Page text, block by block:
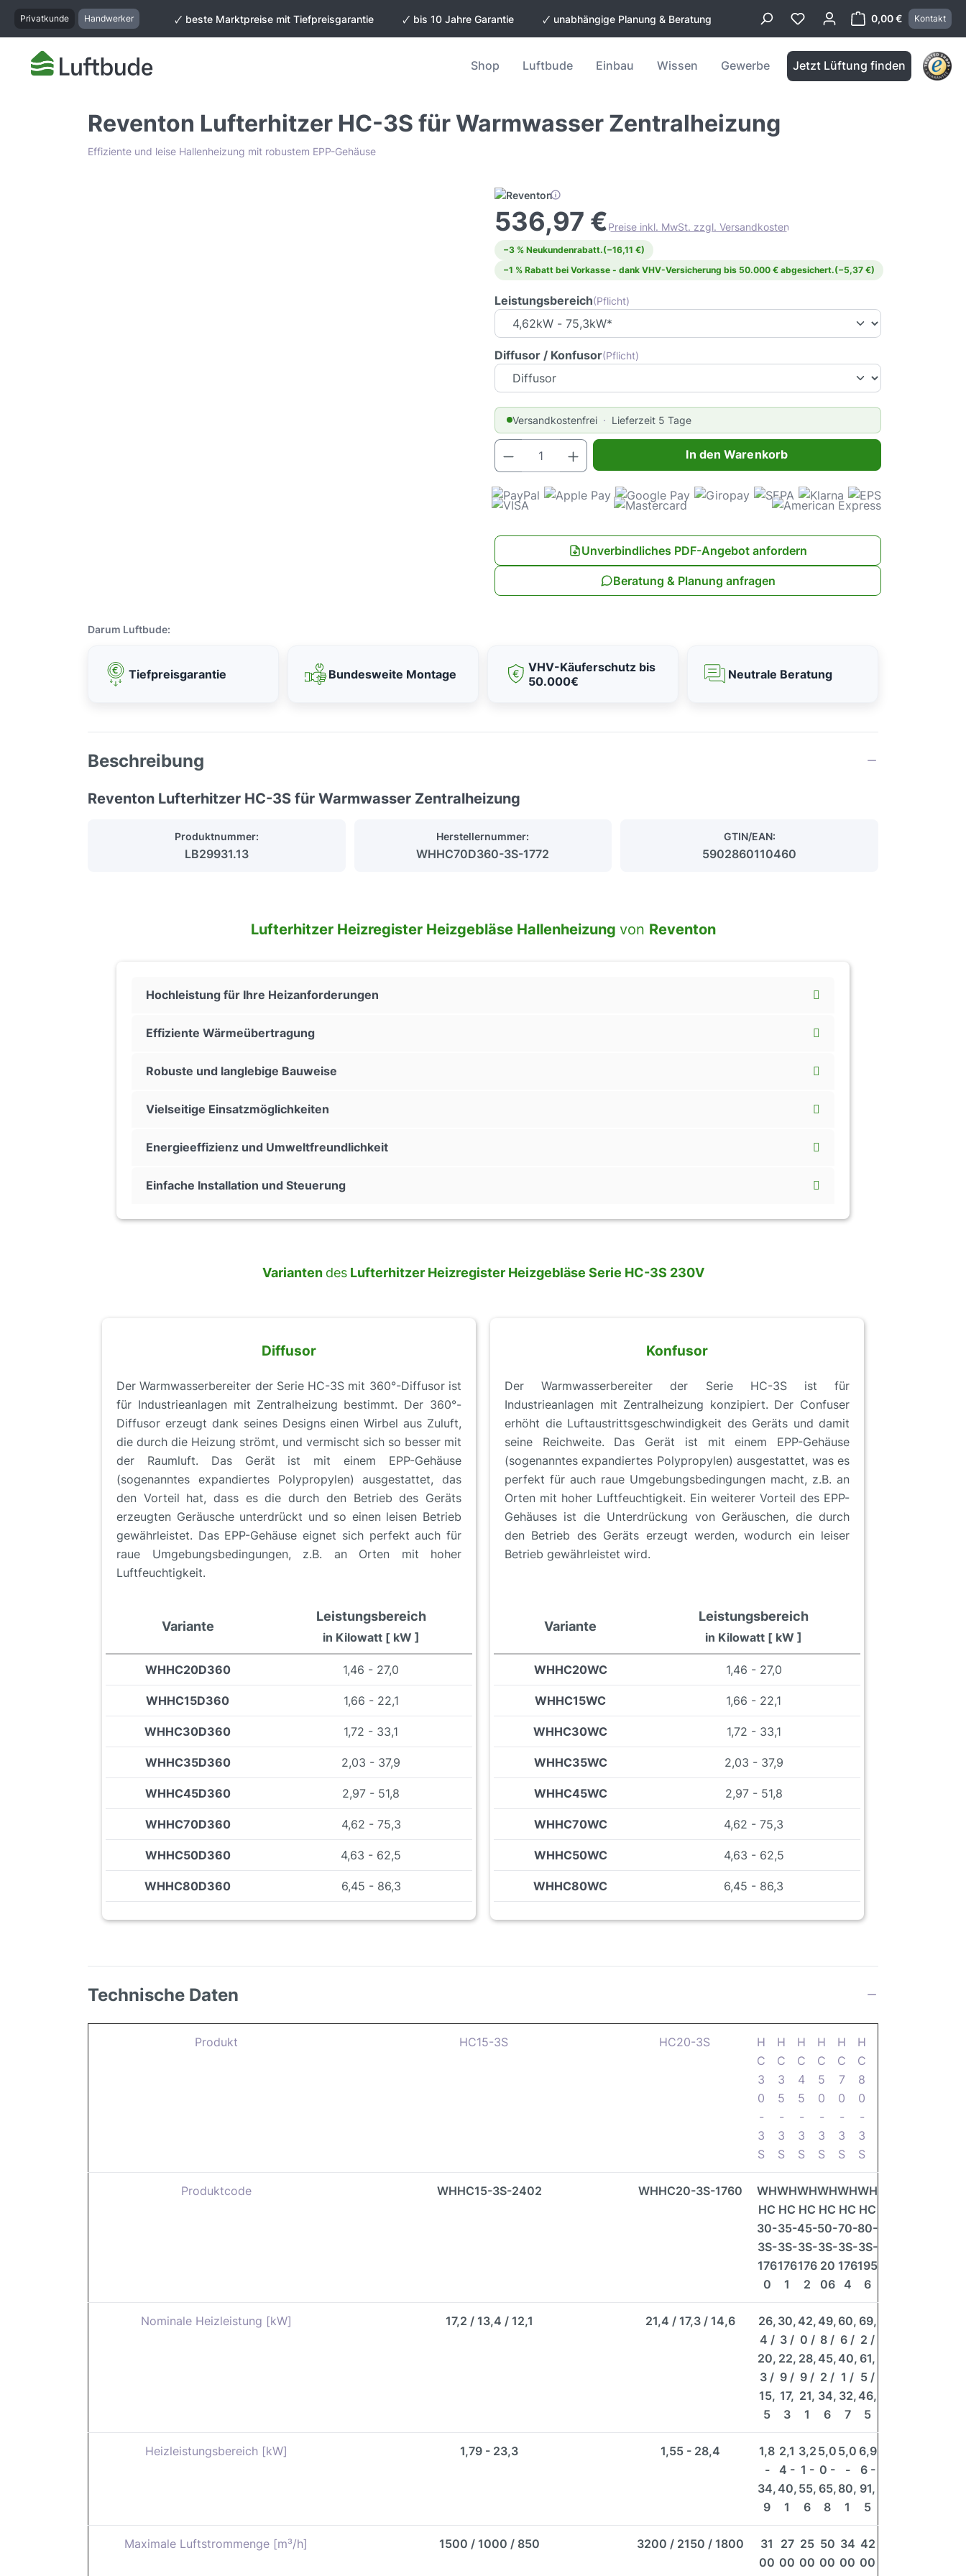
Zur Hauptnavigation springen
Privatkunde Handwerker 🗸 beste Marktpreise mit Tiefpreisgarantie 🗸 bis 10 Jahre Garantie 🗸 unabhängige Planung & Beratung 0,00 €
Warenkorb
Kontakt
Shop Luftbude Einbau Wissen Gewerbe Jetzt Lüftung finden
Reventon Lufterhitzer HC-3S für Warmwasser Zentralheizung
Effiziente und leise Hallenheizung mit robustem EPP-Gehäuse
536,97 €Preise inkl. MwSt. zzgl. Versandkosten
−3 % Neukundenrabatt.(−16,11 €)
−1 % Rabatt bei Vorkasse - dank VHV-Versicherung bis 50.000 € abgesichert.(−5,37 €)
Leistungsbereich(Pflicht)
Diffusor / Konfusor(Pflicht)
Versandkostenfrei Lieferzeit 5 Tage
Produkt Anzahl: Gib den gewünschten Wert ein oder benutze die Schaltflächen
In den Warenkorb
Unverbindliches PDF-Angebot anfordern
Beratung & Planung anfragen
Darum Luftbude:
Tiefpreisgarantie Bundesweite Montage
VHV-Käuferschutz bis
50.000€
Neutrale Beratung
Beschreibung
Reventon Lufterhitzer HC-3S für Warmwasser Zentralheizung
Produktnummer:
LB29931.13
Herstellernummer:
WHHC70D360-3S-1772
GTIN/EAN:
5902860110460
Lufterhitzer Heizregister Heizgebläse Hallenheizung von Reventon
Hochleistung für Ihre Heizanforderungen
Effiziente Wärmeübertragung
Robuste und langlebige Bauweise
Vielseitige Einsatzmöglichkeiten
Energieeffizienz und Umweltfreundlichkeit
Einfache Installation und Steuerung
Varianten desLufterhitzer Heizregister Heizgebläse Serie HC-3S 230V
Diffusor
Der Warmwasserbereiter der Serie HC-3S mit 360°-Diffusor ist
für Industrieanlagen mit Zentralheizung bestimmt. Der 360°-
Diffusor erzeugt dank seines Designs einen Wirbel aus Zuluft,
die durch die Heizung strömt, und vermischt sich so besser mit
der Raumluft. Das Gerät ist mit einem EPP-Gehäuse
(sogenanntes expandiertes Polypropylen) ausgestattet, das
den Vorteil hat, dass es die durch den Betrieb des Geräts
erzeugten Geräusche unterdrückt und so einen leisen Betrieb
gewährleistet. Das EPP-Gehäuse eignet sich perfekt auch für
raue Umgebungsbedingungen, z.B. an Orten mit hoher
Luftfeuchtigkeit.
Variante
Leistungsbereich
in Kilowatt [ kW ]
WHHC20D360 1,46 - 27,0
WHHC15D360 1,66 - 22,1
WHHC30D360 1,72 - 33,1
WHHC35D360 2,03 - 37,9
WHHC45D360 2,97 - 51,8
WHHC70D360 4,62 - 75,3
WHHC50D360 4,63 - 62,5
WHHC80D360 6,45 - 86,3
Konfusor
Der Warmwasserbereiter der Serie HC-3S ist für
Industrieanlagen mit Zentralheizung konzipiert. Der Confuser
erhöht die Luftaustrittsgeschwindigkeit des Geräts und damit
seine Reichweite. Das Gerät ist mit einem EPP-Gehäuse
(sogenanntes expandiertes Polypropylen) ausgestattet, was es
perfekt für auch raue Umgebungsbedingungen macht, z.B. an
Orten mit hoher Luftfeuchtigkeit. Ein weiterer Vorteil des EPP-
Gehäuses ist die Unterdrückung von Geräuschen, die durch
den Betrieb des Geräts erzeugt werden, wodurch ein leiser
Betrieb gewährleistet wird.
Variante
Leistungsbereich
in Kilowatt [ kW ]
WHHC20WC 1,46 - 27,0
WHHC15WC 1,66 - 22,1
WHHC30WC 1,72 - 33,1
WHHC35WC 2,03 - 37,9
WHHC45WC 2,97 - 51,8
WHHC70WC 4,62 - 75,3
WHHC50WC 4,63 - 62,5
WHHC80WC 6,45 - 86,3
Technische Daten
Produkt HC15-3S HC20-3S
H
C
3
0
-
3
S
H
C
3
5
-
3
S
H
C
4
5
-
3
S
H
C
5
0
-
3
S
H
C
7
0
-
3
S
H
C
8
0
-
3
S
Produktcode WHHC15-3S-2402 WHHC20-3S-1760
WH
HC
30-
3S-
176
0
WH
HC
35-
3S-
176
1
WH
HC
45-
3S-
176
2
WH
HC
50-
3S-
20
06
WH
HC
70-
3S-
176
4
WH
HC
80-
3S-
195
6
Nominale Heizleistung [kW] 17,2 / 13,4 / 12,1 21,4 / 17,3 / 14,6
26,
4 /
20,
3 /
15,
5
30,
3 /
22,
9 /
17,
3
42,
0 /
28,
9 /
21,
1
49,
8 /
45,
2 /
34,
6
60,
6 /
40,
1 /
32,
7
69,
2 /
61,
5 /
46,
5
Heizleistungsbereich [kW] 1,79 - 23,3 1,55 - 28,4
1,8
-
34,
9
2,1
4 -
40,
1
3,2
1 -
55,
6
5,0
0 -
65,
8
5,0
-
80,
1
6,9
6 -
91,
5
Maximale Luftstrommenge [m³/h] 1500 / 1000 / 850 3200 / 2150 / 1800
31
00
27
00
25
00
50
00
34
00
42
00